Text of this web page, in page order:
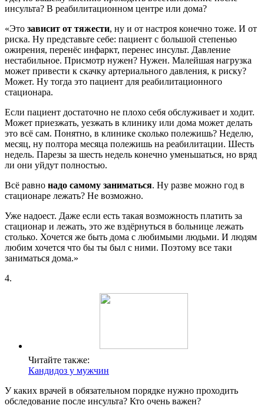
инсульта? В реабилитационном центре или дома?
«Это зависит от тяжести, ну и от настроя конечно тоже. И от
риска. Ну представьте себе: пациент с большой степенью
ожирения, перенёс инфаркт, перенес инсульт. Давление
нестабильное. Присмотр нужен? Нужен. Малейшая нагрузка
может привести к скачку артериального давления, к риску?
Может. Ну тогда это пациент для реабилитационного
стационара.
Если пациент достаточно не плохо себя обслуживает и ходит.
Может приезжать, уезжать в клинику или дома может делать
это всё сам. Понятно, в клинике сколько полежишь? Неделю,
месяц, ну полтора месяца полежишь на реабилитации. Шесть
недель. Парезы за шесть недель конечно уменьшаться, но вряд
ли они уйдут полностью.
Всё равно надо самому заниматься. Ну разве можно год в
стационаре лежать? Не возможно.
Уже надоест. Даже если есть такая возможность платить за
стационар и лежать, это же вздёрнуться в больнице лежать
столько. Хочется же быть дома с любимыми людьми. И людям
любим хочется что бы ты был с ними. Поэтому все таки
заниматься дома.»
4.
Читайте также:
Кандидоз у мужчин
У каких врачей в обязательном порядке нужно проходить
обследование после инсульта? Кто очень важен?